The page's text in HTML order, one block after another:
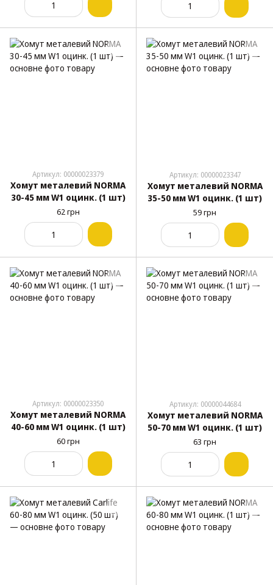
Артикул: 00000023379
Хомут металевий NORMA
30-45 мм W1 оцинк. (1 шт)
62 грн
Артикул: 00000023347
Хомут металевий NORMA
35-50 мм W1 оцинк. (1 шт)
59 грн
Артикул: 00000023350
Хомут металевий NORMA
40-60 мм W1 оцинк. (1 шт)
60 грн
Артикул: 00000044684
Хомут металевий NORMA
50-70 мм W1 оцинк. (1 шт)
63 грн